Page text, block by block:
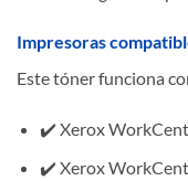
Impresoras
Este tóner funciona
✔️ Xerox
✔️ Xerox